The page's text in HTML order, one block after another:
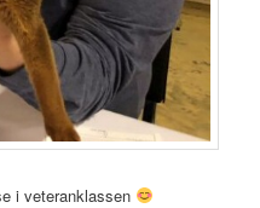
i veteranklassen